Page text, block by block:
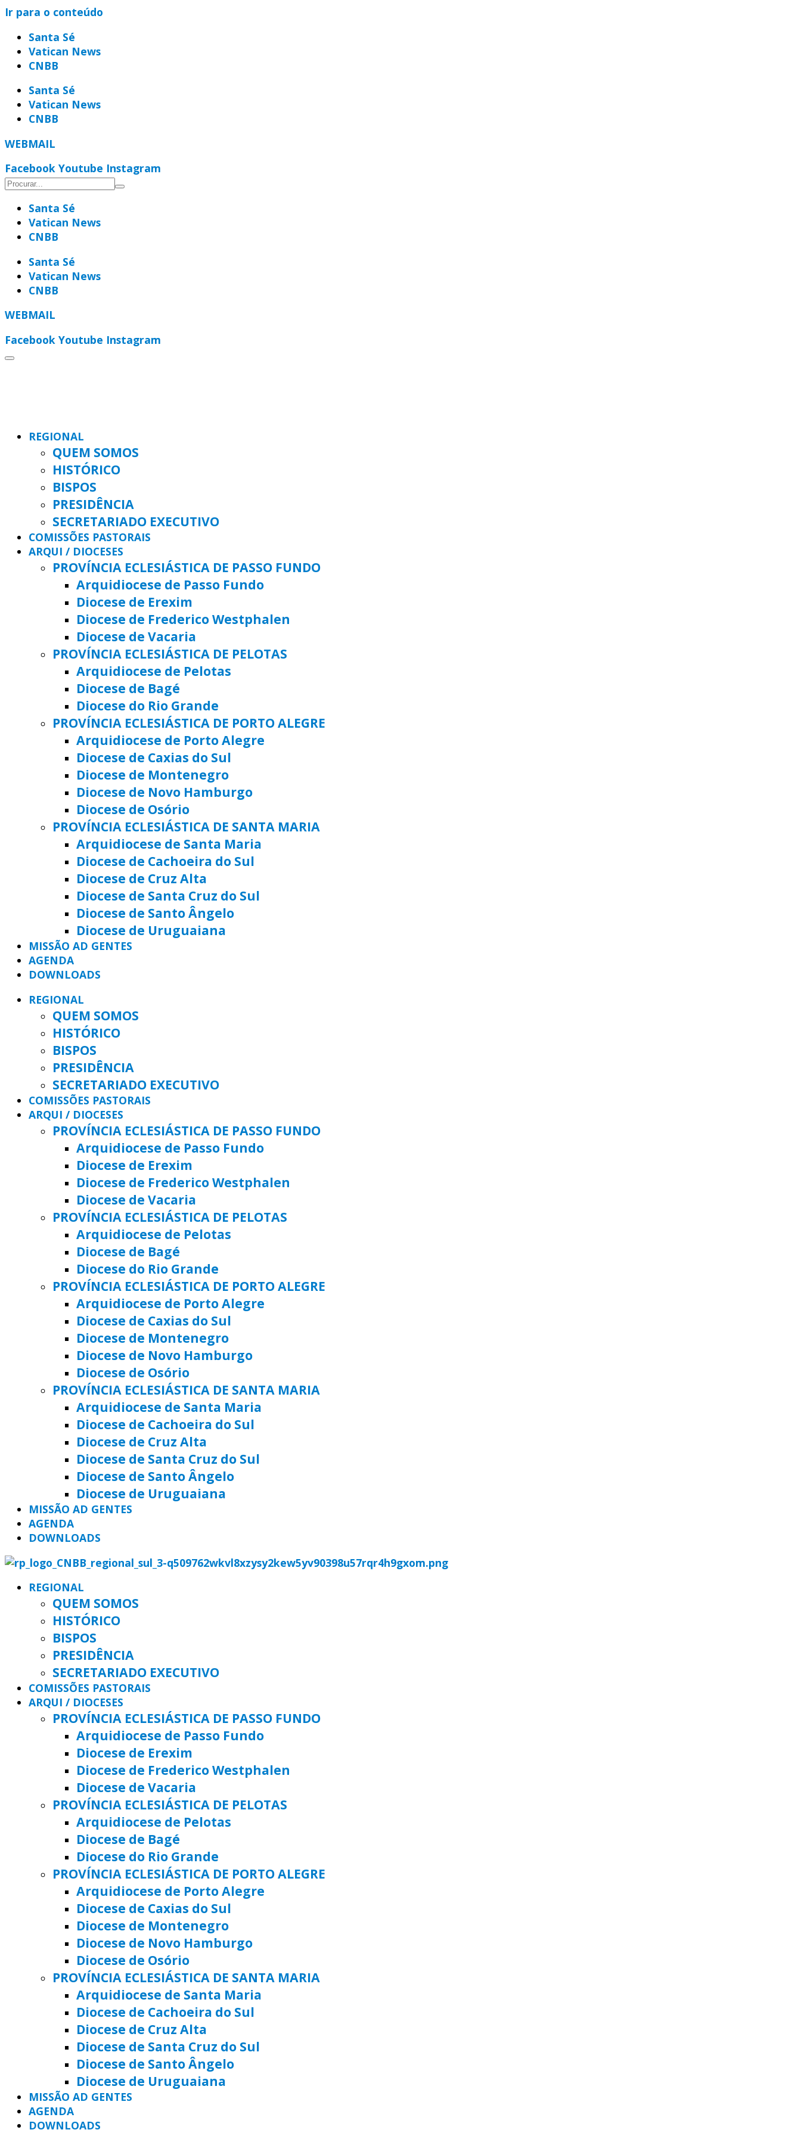
Ir para o conteúdo
Santa Sé
Vatican News
CNBB
Santa Sé
Vatican News
CNBB
WEBMAIL
Facebook Youtube Instagram
Santa Sé
Vatican News
CNBB
Santa Sé
Vatican News
CNBB
WEBMAIL
Facebook Youtube Instagram
REGIONAL
QUEM SOMOS
HISTÓRICO
BISPOS
PRESIDÊNCIA
SECRETARIADO EXECUTIVO
COMISSÕES PASTORAIS
ARQUI / DIOCESES
PROVÍNCIA ECLESIÁSTICA DE PASSO FUNDO
Arquidiocese de Passo Fundo
Diocese de Erexim
Diocese de Frederico Westphalen
Diocese de Vacaria
PROVÍNCIA ECLESIÁSTICA DE PELOTAS
Arquidiocese de Pelotas
Diocese de Bagé
Diocese do Rio Grande
PROVÍNCIA ECLESIÁSTICA DE PORTO ALEGRE
Arquidiocese de Porto Alegre
Diocese de Caxias do Sul
Diocese de Montenegro
Diocese de Novo Hamburgo
Diocese de Osório
PROVÍNCIA ECLESIÁSTICA DE SANTA MARIA
Arquidiocese de Santa Maria
Diocese de Cachoeira do Sul
Diocese de Cruz Alta
Diocese de Santa Cruz do Sul
Diocese de Santo Ângelo
Diocese de Uruguaiana
MISSÃO AD GENTES
AGENDA
DOWNLOADS
REGIONAL
QUEM SOMOS
HISTÓRICO
BISPOS
PRESIDÊNCIA
SECRETARIADO EXECUTIVO
COMISSÕES PASTORAIS
ARQUI / DIOCESES
PROVÍNCIA ECLESIÁSTICA DE PASSO FUNDO
Arquidiocese de Passo Fundo
Diocese de Erexim
Diocese de Frederico Westphalen
Diocese de Vacaria
PROVÍNCIA ECLESIÁSTICA DE PELOTAS
Arquidiocese de Pelotas
Diocese de Bagé
Diocese do Rio Grande
PROVÍNCIA ECLESIÁSTICA DE PORTO ALEGRE
Arquidiocese de Porto Alegre
Diocese de Caxias do Sul
Diocese de Montenegro
Diocese de Novo Hamburgo
Diocese de Osório
PROVÍNCIA ECLESIÁSTICA DE SANTA MARIA
Arquidiocese de Santa Maria
Diocese de Cachoeira do Sul
Diocese de Cruz Alta
Diocese de Santa Cruz do Sul
Diocese de Santo Ângelo
Diocese de Uruguaiana
MISSÃO AD GENTES
AGENDA
DOWNLOADS
REGIONAL
QUEM SOMOS
HISTÓRICO
BISPOS
PRESIDÊNCIA
SECRETARIADO EXECUTIVO
COMISSÕES PASTORAIS
ARQUI / DIOCESES
PROVÍNCIA ECLESIÁSTICA DE PASSO FUNDO
Arquidiocese de Passo Fundo
Diocese de Erexim
Diocese de Frederico Westphalen
Diocese de Vacaria
PROVÍNCIA ECLESIÁSTICA DE PELOTAS
Arquidiocese de Pelotas
Diocese de Bagé
Diocese do Rio Grande
PROVÍNCIA ECLESIÁSTICA DE PORTO ALEGRE
Arquidiocese de Porto Alegre
Diocese de Caxias do Sul
Diocese de Montenegro
Diocese de Novo Hamburgo
Diocese de Osório
PROVÍNCIA ECLESIÁSTICA DE SANTA MARIA
Arquidiocese de Santa Maria
Diocese de Cachoeira do Sul
Diocese de Cruz Alta
Diocese de Santa Cruz do Sul
Diocese de Santo Ângelo
Diocese de Uruguaiana
MISSÃO AD GENTES
AGENDA
DOWNLOADS